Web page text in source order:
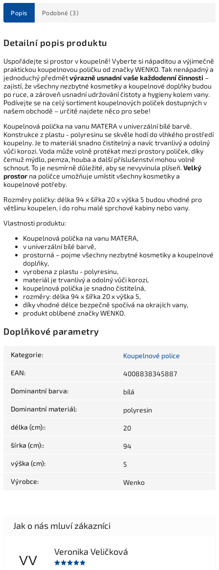
Popis Podobné (3)
Detailní popis produktu
Uspořádejte si prostor v koupelně! Vyberte si nápaditou a výjimečně
praktickou koupelnovou poličku od značky WENKO. Tak nenápadný a
jednoduchý předmětvýrazně usnadní vaše každodenní činnosti –
zajistí, že všechny nezbytné kosmetiky a koupelnové doplňky budou
po ruce, a zároveň usnadní udržování čistoty a hygieny kolem vany.
Podívejte se na celý sortiment koupelnových poliček dostupných v
našem obchodě – určitě najdete něco pro sebe!
Koupelnová polička na vanu MATERA v univerzální bílé barvě.
Konstrukce z plastu - polyresinu se skvěle hodí do vlhkého prostředí
koupelny. Je to materiál snadno čistitelný a navíc trvanlivý a odolný
vůči korozi. Voda může volně protékat mezi prostory poliček, díky
čemuž mýdlo, pemza, houba a další příslušenství mohou volně
schnout. To je nesmírně důležité, aby se nevyvinula plíseň.Velký
prostor na poličce umožňuje umístit všechny kosmetiky a
koupelnové potřeby.
Rozměry poličky: délka 94 x šířka 20 x výška 5 budou vhodné pro
většinu koupelen, i do rohu malé sprchové kabiny nebo vany.
Vlastnosti produktu:
Koupelnová polička na vanu MATERA,
v univerzální bílé barvě,
prostorná – pojme všechny nezbytné kosmetiky a koupelnové
doplňky,
vyrobena z plastu - polyresinu,
materiál je trvanlivý a odolný vůči korozi,
koupelnová polička je snadno čistitelná,
rozměry: délka 94 x šířka 20 x výška 5,
díky vhodné délce bezpečně spočívá na okrajích vany,
produkt oblíbené značky WENKO.
Doplňkové parametry
Kategorie: Koupelnové police
EAN: 4008838345887
Dominantní barva: bílá
Dominantní materiál: polyresin
délka (cm):: 20
šírka (cm):: 94
výška (cm): 5
Výrobce: Wenko
VV
Veronika Veličková